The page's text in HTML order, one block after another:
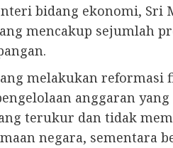
bidang ekonomi, Sri
mencakup
melakukan
anggaran
terukur dan tidak
negara, sementara